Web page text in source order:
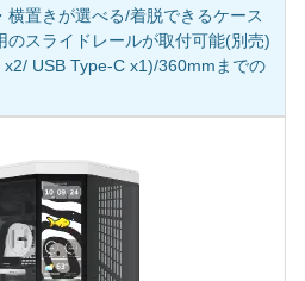
置きが選べる/着脱できるケース
のスライドレールが取付可能(別売)
x2/ USB Type-C x1)/360mmまでの